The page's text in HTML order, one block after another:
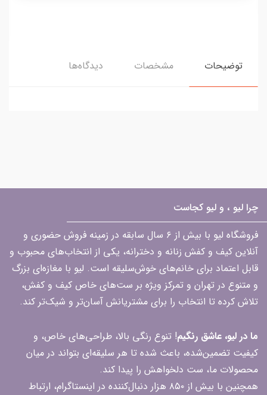
توضیحات مشخصات دیدگاه‌ها
چرا لیو ، و لیو کجاست
فروشگاه لیو با بیش از ۶ سال سابقه در زمینه فروش حضوری و
آنلاین کیف و کفش زنانه و دخترانه، یکی از انتخاب‌های محبوب و
قابل اعتماد برای خانم‌های خوش‌سلیقه است. لیو با مغازه‌ای بزرگ
و متنوع در تهران و تمرکز ویژه بر ست‌های خاص کیف و کفش،
تلاش کرده تا انتخاب را برای مشتریانش آسان‌تر و شیک‌تر کند.
ما در لیو، عاشق رنگیم! تنوع رنگی بالا، طراحی‌های خاص، و
کیفیت تضمین‌شده، باعث شده تا هر سلیقه‌ای بتواند در میان
محصولات ما، ست دلخواهش را پیدا کند.
همچنین با بیش از ۸۵۰ هزار دنبال‌کننده در اینستاگرام، ارتباط